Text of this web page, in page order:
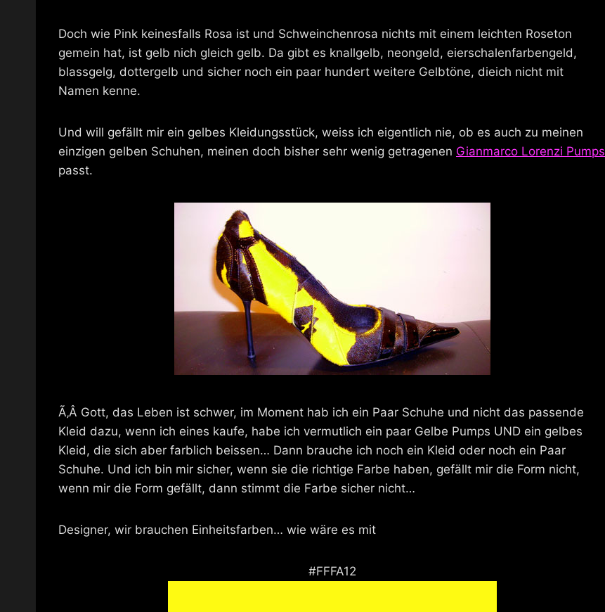
Doch wie Pink keinesfalls Rosa ist und Schweinchenrosa nichts mit einem leichten Roseton
gemein hat, ist gelb nich gleich gelb. Da gibt es knallgelb, neongeld, eierschalenfarbengeld,
blassgelg, dottergelb und sicher noch ein paar hundert weitere Gelbtöne, dieich nicht mit
Namen kenne.
Und will gefällt mir ein gelbes Kleidungsstück, weiss ich eigentlich nie, ob es auch zu meinen
einzigen gelben Schuhen, meinen doch bisher sehr wenig getragenen Gianmarco Lorenzi Pumps
passt.
Ã‚Â Gott, das Leben ist schwer, im Moment hab ich ein Paar Schuhe und nicht das passende
Kleid dazu, wenn ich eines kaufe, habe ich vermutlich ein paar Gelbe Pumps UND ein gelbes
Kleid, die sich aber farblich beissen… Dann brauche ich noch ein Kleid oder noch ein Paar
Schuhe. Und ich bin mir sicher, wenn sie die richtige Farbe haben, gefällt mir die Form nicht,
wenn mir die Form gefällt, dann stimmt die Farbe sicher nicht…
Designer, wir brauchen Einheitsfarben… wie wäre es mit
#FFFA12